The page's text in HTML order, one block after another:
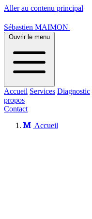
Aller au contenu principal
Sébastien MAIMON
Ouvrir le menu
Accueil Services Diagnostic
propos
Contact
Accueil